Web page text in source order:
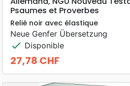
Psaumes et Proverbes
Relié noir avec élastique
Neue Genfer Übersetzung
check Disponible
Prix
27,78 CHF